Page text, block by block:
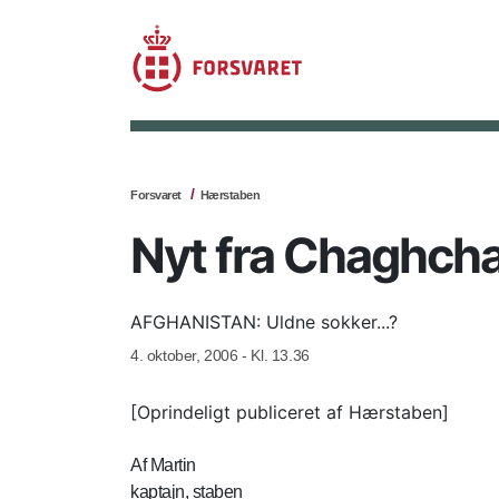
Forsvaret Hærstaben
Nyt fra
AFGHANISTAN: Uldne sokker...?
4. oktober, 2006 - Kl. 13.36
[Oprindeligt publiceret af Hærstaben]
Af Martin
kaptajn, staben